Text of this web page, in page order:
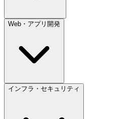
Web・アプリ開発
インフラ・セキュリティ